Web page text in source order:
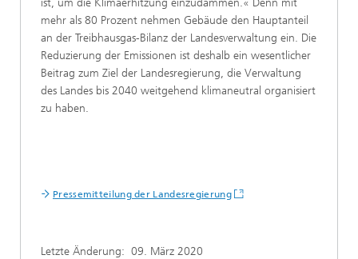
ist, um die Klimaerhitzung einzudämmen.« Denn mit
mehr als 80 Prozent nehmen Gebäude den Hauptanteil
an der Treibhausgas-Bilanz der Landesverwaltung ein. Die
Reduzierung der Emissionen ist deshalb ein wesentlicher
Beitrag zum Ziel der Landesregierung, die Verwaltung
des Landes bis 2040 weitgehend klimaneutral organisiert
zu haben.
Pressemitteilung der Landesregierung
Letzte Änderung: 09. März 2020